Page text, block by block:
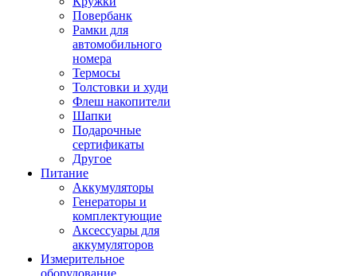
Повербанк
Рамки для
автомобильного
номера
Термосы
Толстовки и худи
Флеш накопители
Шапки
Подарочные
сертификаты
Другое
Питание
Аккумуляторы
Генераторы и
комплектующие
Аксессуары для
аккумуляторов
Измерительное
оборудование